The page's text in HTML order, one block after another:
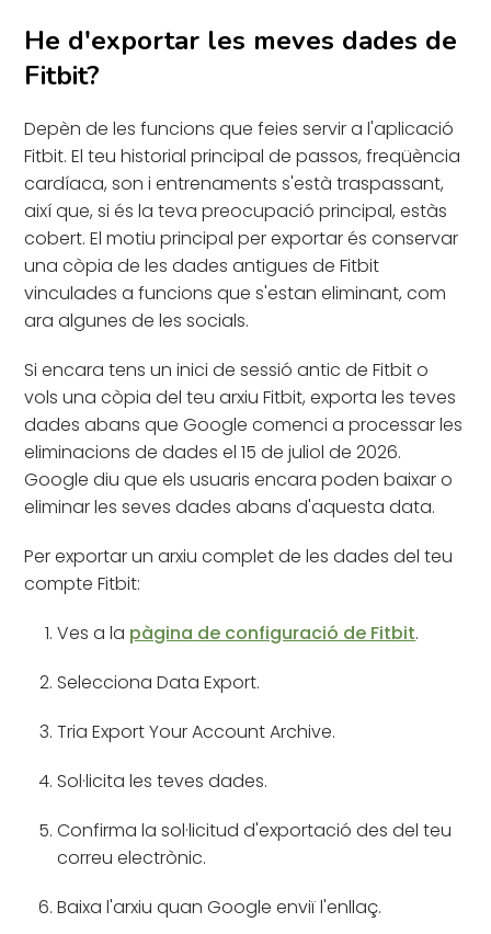
He d'exportar les meves dades de
Fitbit?
Depèn de les funcions que feies servir a l'aplicació
Fitbit. El teu historial principal de passos, freqüència
cardíaca, son i entrenaments s'està traspassant,
així que, si és la teva preocupació principal, estàs
cobert. El motiu principal per exportar és conservar
una còpia de les dades antigues de Fitbit
vinculades a funcions que s'estan eliminant, com
ara algunes de les socials.
Si encara tens un inici de sessió antic de Fitbit o
vols una còpia del teu arxiu Fitbit, exporta les teves
dades abans que Google comenci a processar les
eliminacions de dades el 15 de juliol de 2026.
Google diu que els usuaris encara poden baixar o
eliminar les seves dades abans d'aquesta data.
Per exportar un arxiu complet de les dades del teu
compte Fitbit:
Ves a la pàgina de configuració de Fitbit.
Selecciona Data Export.
Tria Export Your Account Archive.
Sol·licita les teves dades.
Confirma la sol·licitud d'exportació des del teu
correu electrònic.
Baixa l'arxiu quan Google enviï l'enllaç.